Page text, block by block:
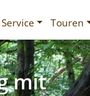
Service Touren
mit